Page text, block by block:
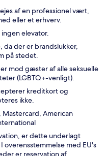
af en professionel vært,
eller et erhverv.
elevator.
der er brandslukker,
på stedet.
mod gæster af alle seksuelle
(LGBTQ+-venligt).
kreditkort og
ikke.
American
er dette underlagt
med EU's
er reservation af